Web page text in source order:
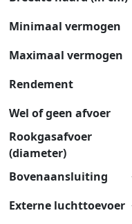
Minimaal vermogen
Maximaal vermogen
Rendement
Wel of geen afvoer
Rookgasafvoer
(diameter)
Bovenaansluiting
Externe luchttoevoer